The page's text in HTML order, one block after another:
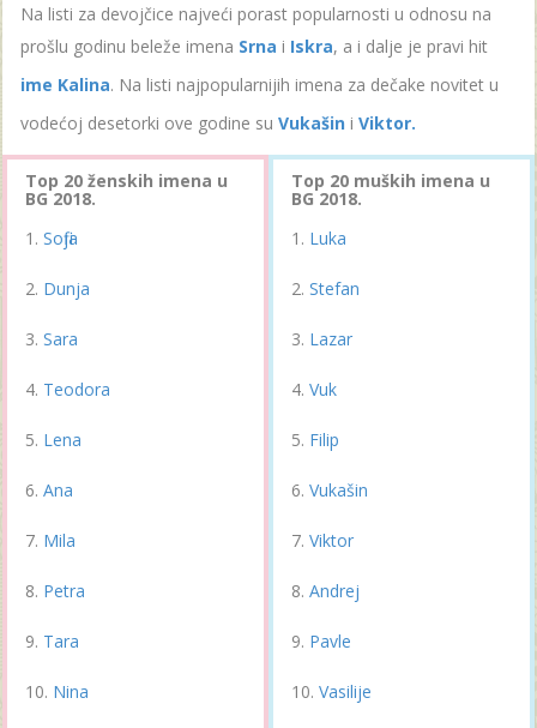
Na listi za devojčice najveći porast popularnosti u odnosu na
prošlu godinu beleže imena Srna i Iskra, a i dalje je pravi hit
ime Kalina. Na listi najpopularnijih imena za dečake novitet u
vodećoj desetorki ove godine su Vukašin i Viktor.
Top 20 ženskih imena u
BG 2018.
Sofija
Dunja
Sara
Teodora
Lena
Ana
Mila
Petra
Tara
Nina
Top 20 muških imena u
BG 2018.
Luka
Stefan
Lazar
Vuk
Filip
Vukašin
Viktor
Andrej
Pavle
Vasilije